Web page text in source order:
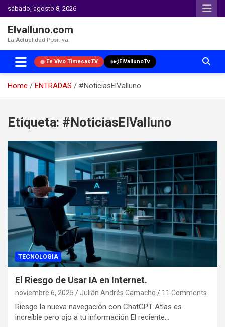
sábado, agosto 8, 2026
Elvalluno.com
La Actualidad Positiva.
En Vivo TimecasTV ElVallunoTv
Home ENTRADAS
#NoticiasElValluno
content
Etiqueta: #NoticiasElValluno
TECNOLOGIA
El Riesgo de Usar IA en Internet.
noviembre 6, 2025 Julián Andrés Camacho 11 Comments
Riesgo la nueva navegación con ChatGPT Atlas es
increíble pero ojo a tu información El reciente…